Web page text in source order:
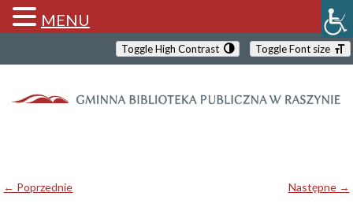
Toggle High Contrast Toggle Font size
← Poprzednie Następne →
MENU